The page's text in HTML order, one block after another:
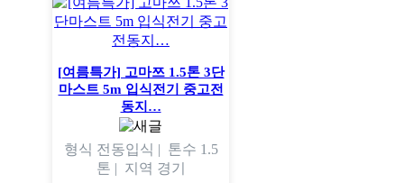
[여름특가] 고마쯔 1.5톤 3단
마스트 5m 입식전기 중고전
동지…
형식 전동입식 | 톤수 1.5
톤 | 지역 경기